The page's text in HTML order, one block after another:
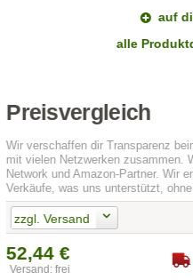
auf
alle
Preisvergleich
Wir verschaffen dir Transparenz
mit vielen Netzwerken zusammen.
Network und Amazon-Partner. Wir
Verkäufe, was uns unterstützt,
zzgl. Versand
52,44 €
Versand: frei